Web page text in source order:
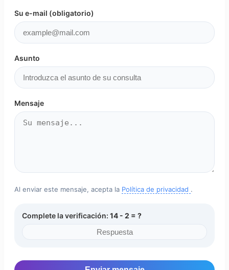
Su e-mail (obligatorio)
Asunto
Mensaje
Al enviar este mensaje, acepta la Política de privacidad .
Complete la verificación: 14 - 2 = ?